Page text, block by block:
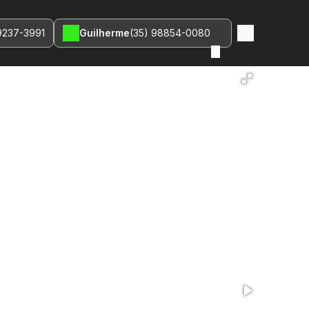
Guilherme(35) 98854-0080
3991